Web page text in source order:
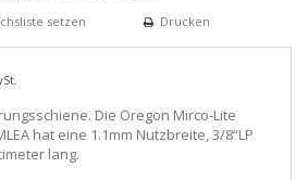
setzen
Drucken
Die Oregon Mirco-Lite
hat eine 1.1mm Nutzbreite, 3/8“LP
lang.